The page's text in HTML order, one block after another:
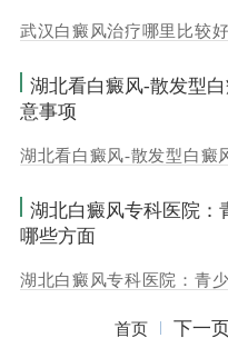
武汉白癜风治疗哪里比较
湖北看白癜风-散发型
意事项
湖北看白癜风-散发型白癜
湖北白癜风专科医院：
哪些方面
湖北白癜风专科医院：青
首页 下一